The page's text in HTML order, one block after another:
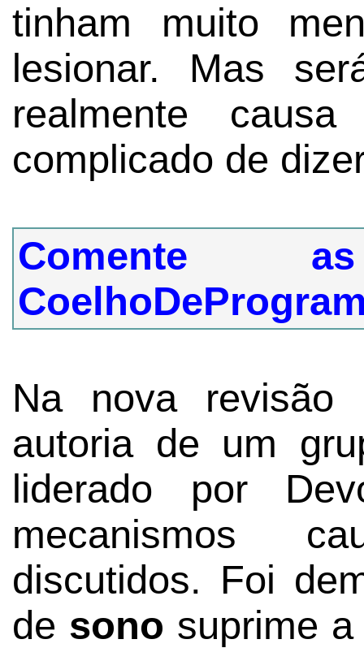
tinham muito
lesionar. Mas
realmente
complicado de
Comente
Na nova
autoria de um
liderado por
mecanismos
discutidos. Foi
de sono suprime